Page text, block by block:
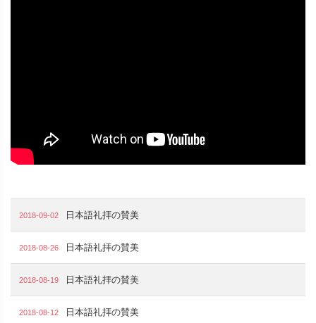
2018-09-02 日本語礼拝の賛美
2018-08-26 日本語礼拝の賛美
2018-08-19 日本語礼拝の賛美
2018-08-12 日本語礼拝の賛美